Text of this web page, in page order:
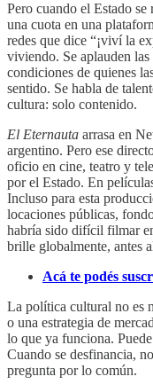
Pero cuando el Estado
una cuota en una
redes que dice “¡viví la
viviendo. Se aplauden
condiciones de quienes
sentido. Se habla de
cultura: solo contenido.
El Eternauta arrasa en
argentino. Pero ese
oficio en cine, teatro y
por el Estado. En
Incluso para esta
locaciones públicas,
habría sido difícil filmar
brille globalmente, antes
Acá te podés
La política cultural no es
o una estrategia de
lo que ya funciona.
Cuando se desfinancia,
pregunta por lo común.